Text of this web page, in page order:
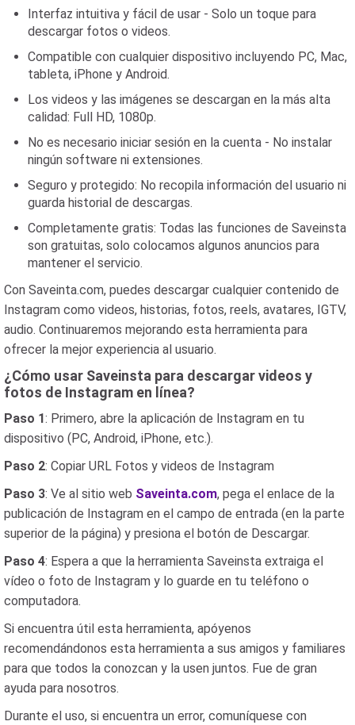
Interfaz intuitiva y fácil de usar - Solo un toque para
descargar fotos o videos.
Compatible con cualquier dispositivo incluyendo PC, Mac,
tableta, iPhone y Android.
Los videos y las imágenes se descargan en la más alta
calidad: Full HD, 1080p.
No es necesario iniciar sesión en la cuenta - No instalar
ningún software ni extensiones.
Seguro y protegido: No recopila información del usuario ni
guarda historial de descargas.
Completamente gratis: Todas las funciones de Saveinsta
son gratuitas, solo colocamos algunos anuncios para
mantener el servicio.
Con Saveinta.com, puedes descargar cualquier contenido de
Instagram como videos, historias, fotos, reels, avatares, IGTV,
audio. Continuaremos mejorando esta herramienta para
ofrecer la mejor experiencia al usuario.
¿Cómo usar Saveinsta para descargar videos y
fotos de Instagram en línea?
Paso 1: Primero, abre la aplicación de Instagram en tu
dispositivo (PC, Android, iPhone, etc.).
Paso 2: Copiar URL Fotos y videos de Instagram
Paso 3: Ve al sitio web Saveinta.com, pega el enlace de la
publicación de Instagram en el campo de entrada (en la parte
superior de la página) y presiona el botón de Descargar.
Paso 4: Espera a que la herramienta Saveinsta extraiga el
vídeo o foto de Instagram y lo guarde en tu teléfono o
computadora.
Si encuentra útil esta herramienta, apóyenos
recomendándonos esta herramienta a sus amigos y familiares
para que todos la conozcan y la usen juntos. Fue de gran
ayuda para nosotros.
Durante el uso, si encuentra un error, comuníquese con